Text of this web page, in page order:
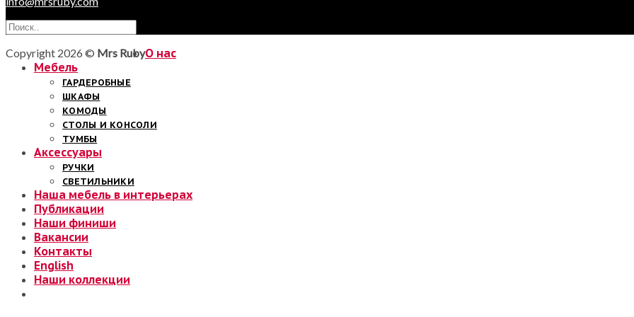
Copyright 2026 © Mrs RubyО нас
Мебель
ГАРДЕРОБНЫЕ
ШКАФЫ
КОМОДЫ
СТОЛЫ И КОНСОЛИ
ТУМБЫ
Аксессуары
РУЧКИ
СВЕТИЛЬНИКИ
Наша мебель в интерьерах
Публикации
Наши финиши
Вакансии
Контакты
English
Наши коллекции